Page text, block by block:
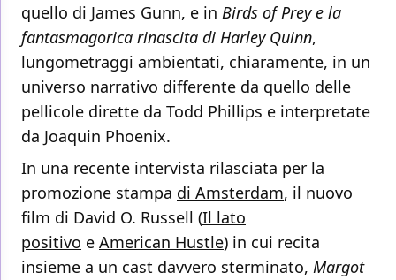
quello di James Gunn, e in Birds of Prey e la
fantasmagorica rinascita di Harley Quinn,
lungometraggi ambientati, chiaramente, in un
universo narrativo differente da quello delle
pellicole dirette da Todd Phillips e interpretate
da Joaquin Phoenix.
In una recente intervista rilasciata per la
promozione stampa di Amsterdam, il nuovo
film di David O. Russell (Il lato
positivo e American Hustle) in cui recita
insieme a un cast davvero sterminato, Margot